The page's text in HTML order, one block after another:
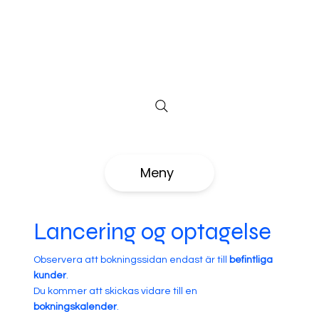
Meny
Lancering og optagelse
Observera att bokningssidan endast är till
befintliga
kunder.
Du kommer att skickas vidare till en
bokningskalender.